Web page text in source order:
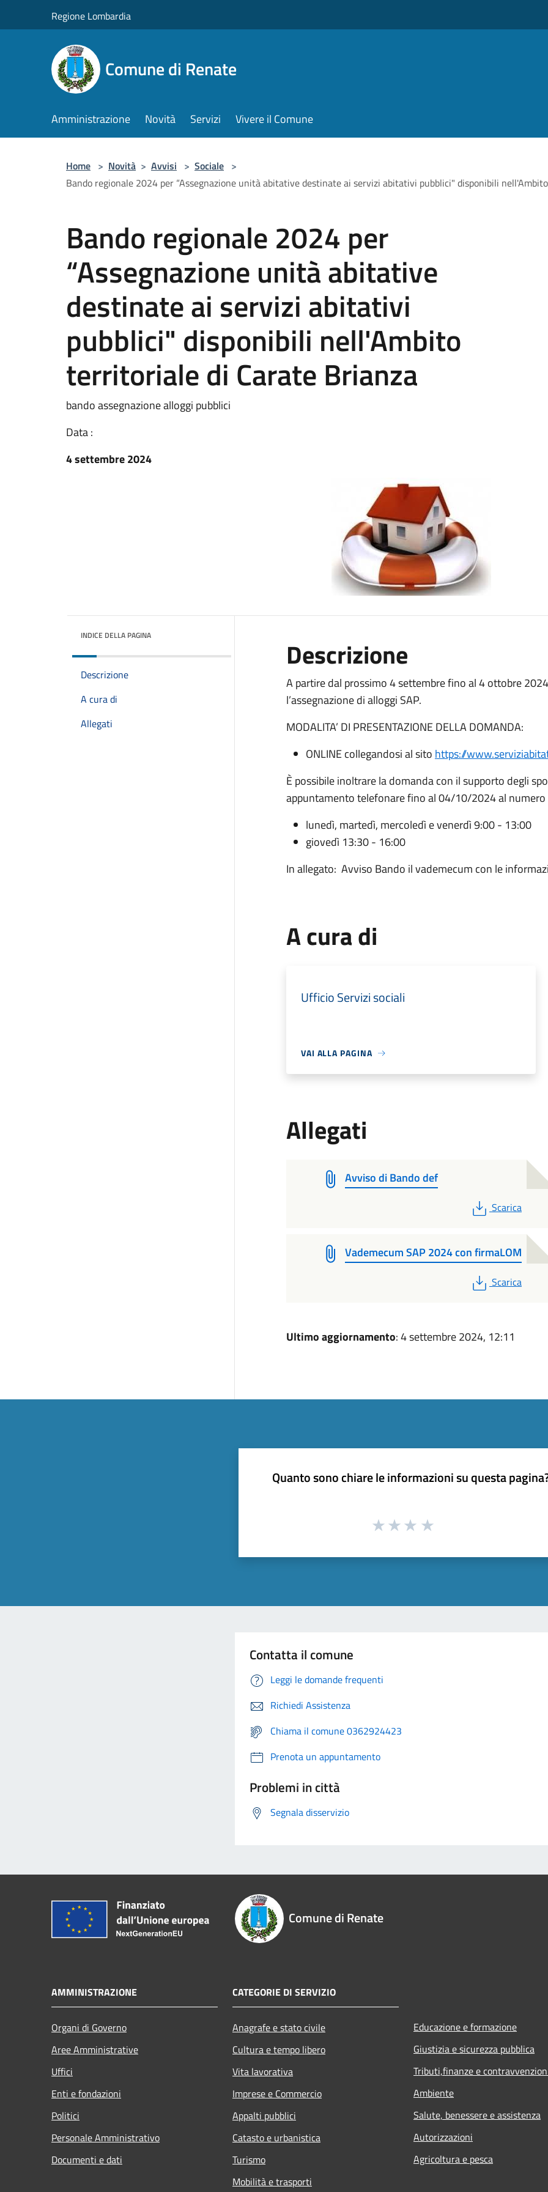
Regione Lombardia
Comune di Renate
Amministrazione Novità Servizi Vivere il Comune
Home > Novità > Avvisi > Sociale >
Bando regionale 2024 per “Assegnazione unità abitative destinate ai servizi abitativi pubblici" disponibili
Bando regionale 2024 per
“Assegnazione unità abitative
destinate ai servizi abitativi
pubblici" disponibili nell'Ambito
territoriale di Carate Brianza
bando assegnazione alloggi pubblici
Data :
4 settembre 2024
INDICE DELLA PAGINA
Descrizione
A cura di
Allegati
Descrizione
A partire dal prossimo 4 settembre fino al 4 ottobre
l’assegnazione di alloggi SAP.
MODALITA’ DI PRESENTAZIONE DELLA DOMANDA:
ONLINE collegandosi al sito https://
È possibile inoltrare la domanda con il supporto degli
appuntamento telefonare fino al 04/10/2024 al
lunedì, martedì, mercoledì e venerdì 9:00 - 13:00
giovedì 13:30 - 16:00
In allegato: Avviso Bando il vademecum con le
A cura di
Ufficio Servizi sociali
VAI ALLA PAGINA
Allegati
Avviso di Bando def
PDF
Scarica
Vademecum SAP 2024 con firmaLOM
PDF
Scarica
Ultimo aggiornamento: 4 settembre 2024, 12:11
Quanto sono chiare le informazioni su questa
Contatta il comune
Leggi le domande frequenti
Richiedi Assistenza
Chiama il comune 0362924423
Prenota un appuntamento
Problemi in città
Segnala disservizio
Comune di Renate
AMMINISTRAZIONE
Organi di Governo
Aree Amministrative
Uffici
Enti e fondazioni
Politici
Personale Amministrativo
Documenti e dati
CATEGORIE DI SERVIZIO
Anagrafe e stato civile
Cultura e tempo libero
Vita lavorativa
Imprese e Commercio
Appalti pubblici
Catasto e urbanistica
Turismo
Mobilità e trasporti
Educazione e formazione
Giustizia e sicurezza pubblica
Tributi,finanze e
Ambiente
Salute, benessere e assistenza
Autorizzazioni
Agricoltura e pesca